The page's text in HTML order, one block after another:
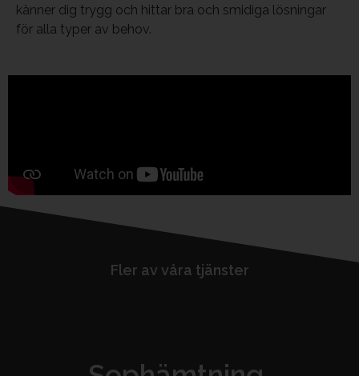
känner dig trygg och hittar bra och smidiga lösningar
för alla typer av behov.
Fler av våra tjänster